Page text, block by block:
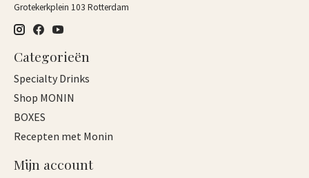
Grotekerkplein 103 Rotterdam
Categorieën
Specialty Drinks
Shop MONIN
BOXES
Recepten met Monin
Mijn account